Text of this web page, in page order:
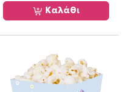
Καλάθι